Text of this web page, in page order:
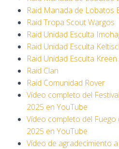
Raid Manada de Lobatos
Raid Tropa Scout Wargos
Raid Unidad Esculta
Raid Unidad Esculta
Raid Unidad Esculta
Raid Clan
Raid Comunidad Rover
Vídeo completo del
2025 en YouTube
Vídeo completo del
2025 en YouTube
Vídeo de agradecimiento